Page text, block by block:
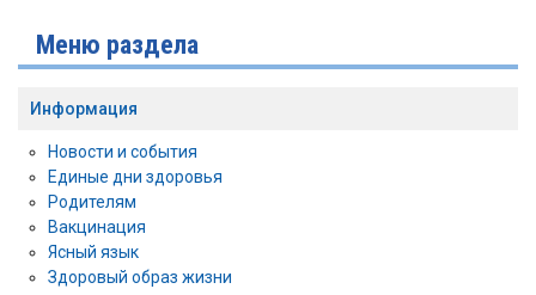
Меню раздела
Информация
Новости и события
Единые дни здоровья
Родителям
Вакцинация
Ясный язык
Здоровый образ жизни